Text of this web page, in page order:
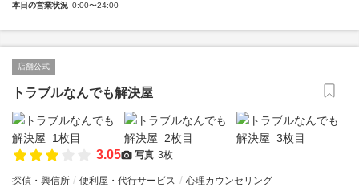
本日の営業状況 0:00〜24:00
店舗公式
トラブルなんでも解決屋
3.05 写真 3枚
探偵・興信所 便利屋・代行サービス 心理カウンセリング